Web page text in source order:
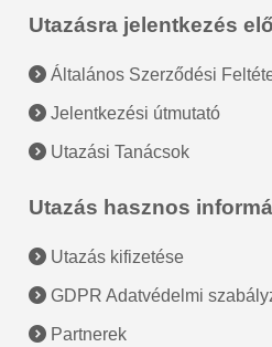
Utazásra jelentkezés
Általános Szerződési
Jelentkezési útmutató
Utazási Tanácsok
Utazás hasznos
Utazás kifizetése
GDPR Adatvédelmi
Partnerek